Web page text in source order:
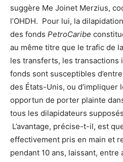
suggère Me Joinet Merzius,
l’OHDH. Pour lui, la
des fonds PetroCaribe
au même titre que le trafic de
les transferts, les transactions
fonds sont susceptibles
des États-Unis, ou d’impliquer
opportun de porter plainte
tous les dilapidateurs
L’avantage, précise-t-il, est
effectivement pris en main et
pendant 10 ans, laissant,